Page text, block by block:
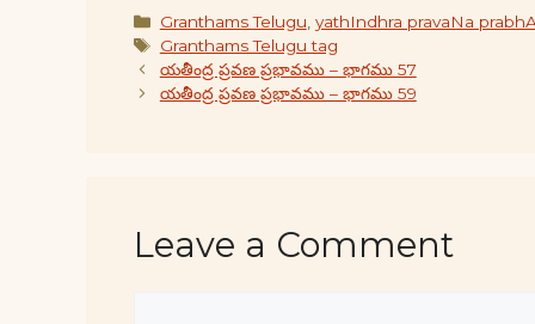
Categories
Granthams Telugu yathIndhra pravaNa
Tags
Granthams Telugu tag
యతీంద్ర ప్రవణ ప్రభావము – భాగము 57
యతీంద్ర ప్రవణ ప్రభావము – భాగము 59
Leave a Comment